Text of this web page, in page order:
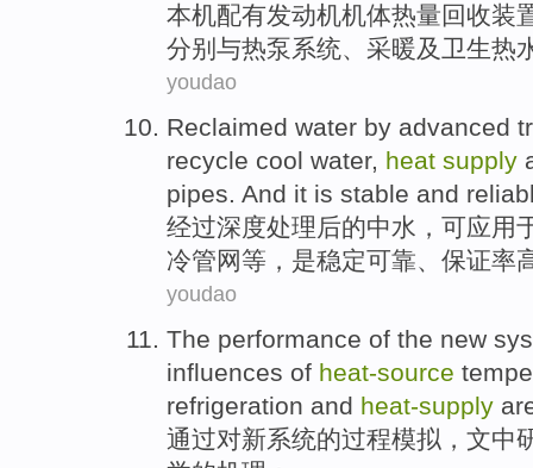
本机配有发动机机体热量回收装
分别与热泵系统、 采暖及卫生热
youdao
Reclaimed water by advanced
recycle cool water, heat supply
pipes. And it is stable and
经过深度处理后的中水， 可应用
冷管网等， 是稳定可靠、保证率
youdao
The performance of the new
influences of heat-source
refrigeration and heat-supply
通过对新系统的过程模拟，文中